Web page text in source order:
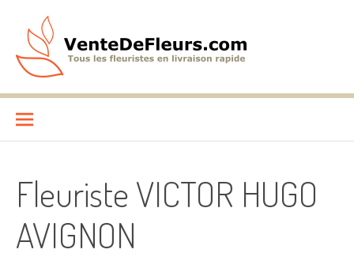
contenu
VenteDeFleurs.com
Fleuriste VICTOR HUGO
AVIGNON